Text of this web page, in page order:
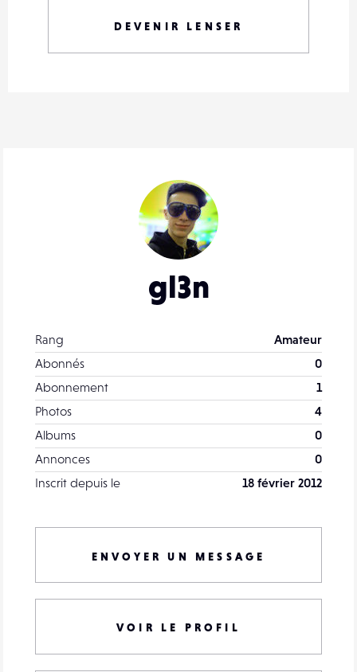
gl3n
Rang
Amateur
Abonnés
0
Abonnement
1
Photos
4
Albums
0
Annonces
0
Inscrit depuis le
18 février 2012
ENVOYER UN MESSAGE
VOIR LE PROFIL
DEVENIR LENSER